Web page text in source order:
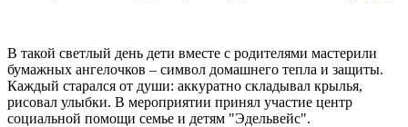
В такой светлый день дети вместе с родителями мастерили
бумажных ангелочков – символ домашнего тепла и защиты.
Каждый старался от души: аккуратно складывал крылья,
рисовал улыбки. В мероприятии принял участие центр
социальной помощи семье и детям "Эдельвейс".